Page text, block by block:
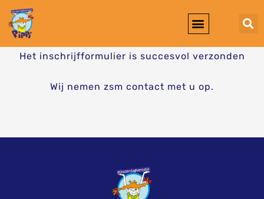
Het inschrijfformulier is succesvol verzonden
Wij nemen zsm contact met u op.